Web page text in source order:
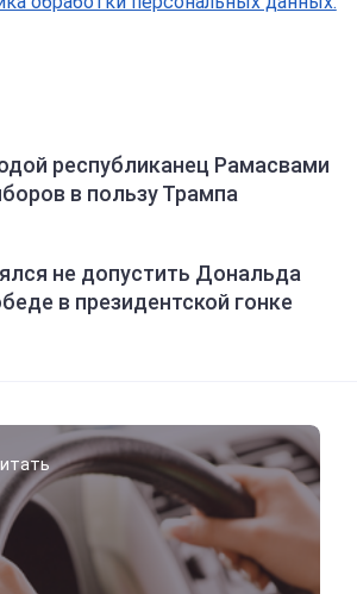
республиканец Рамасвами
в пользу Трампа
не допустить Дональда
в президентской гонке